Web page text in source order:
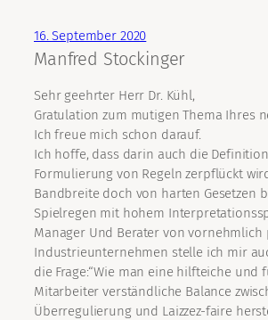
16. September 2020
Manfred Stockinger
Sehr geehrter Herr Dr. Kühl,
Gratulation zum mutigen Thema Ihres
Ich freue mich schon darauf.
Ich hoffe, dass darin auch die
Formulierung von Regeln zerpflückt
Bandbreite doch von harten Gesetzen
Spielregen mit hohem
Manager Und Berater von
Industrieunternehmen stelle ich mir
die Frage:“Wie man eine hilfteiche und
Mitarbeiter verständliche Balance
Überregulierung und Laizzez-faire